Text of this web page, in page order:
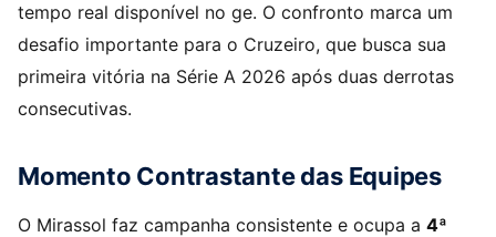
tempo real disponível no ge. O confronto marca um
desafio importante para o Cruzeiro, que busca sua
primeira vitória na Série A 2026 após duas derrotas
consecutivas.
Momento Contrastante das Equipes
O Mirassol faz campanha consistente e ocupa a 4ª